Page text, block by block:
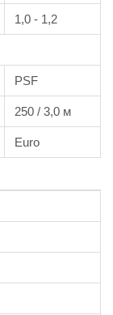
1,0 - 1,2
PSF
250 / 3,0 м
Euro